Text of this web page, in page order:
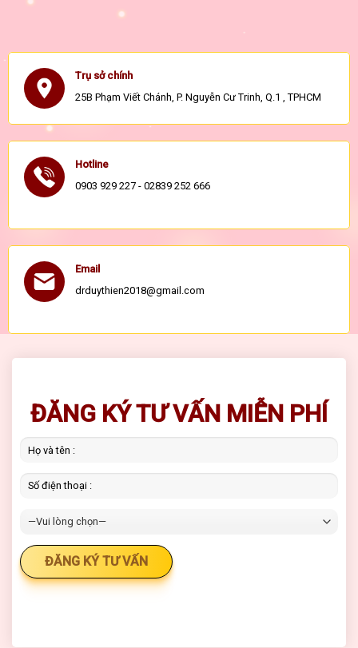
Trụ sở chính
25B Phạm Viết Chánh, P. Nguyễn Cư Trinh, Q.1 , TPHCM
Hotline
0903 929 227 - 02839 252 666
Email
drduythien2018@gmail.com
ĐĂNG KÝ TƯ VẤN MIỄN PHÍ